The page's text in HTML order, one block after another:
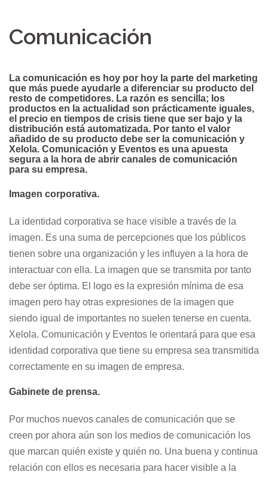
Comunicación
La comunicación es hoy por hoy la parte del marketing
que más puede ayudarle a diferenciar su producto del
resto de competidores. La razón es sencilla; los
productos en la actualidad son prácticamente iguales,
el precio en tiempos de crisis tiene que ser bajo y la
distribución está automatizada. Por tanto el valor
añadido de su producto debe ser la comunicación y
Xelola. Comunicación y Eventos es una apuesta
segura a la hora de abrir canales de comunicación
para su empresa.
Imagen corporativa.
La identidad corporativa se hace visible a través de la
imagen. Es una suma de percepciones que los públicos
tienen sobre una organización y les influyen a la hora de
interactuar con ella. La imagen que se transmita por tanto
debe ser óptima. El logo es la expresión mínima de esa
imagen pero hay otras expresiones de la imagen que
siendo igual de importantes no suelen tenerse en cuenta.
Xelola. Comunicación y Eventos le orientará para que esa
identidad corporativa que tiene su empresa sea transmitida
correctamente en su imagen de empresa.
Gabinete de prensa.
Por muchos nuevos canales de comunicación que se
creen por ahora aún son los medios de comunicación los
que marcan quién existe y quién no. Una buena y continua
relación con ellos es necesaria para hacer visible a la